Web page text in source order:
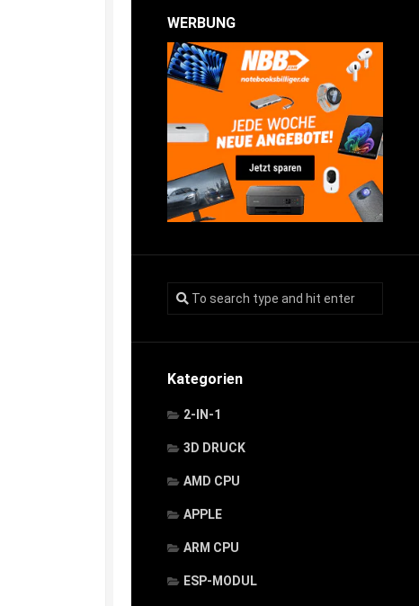
WERBUNG
Kategorien
2-IN-1
3D DRUCK
AMD CPU
APPLE
ARM CPU
ESP-MODUL